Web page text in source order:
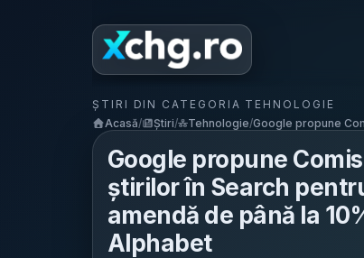
ȘTIRI DIN CATEGORIA TEHNOLOGIE
Acasă/ Știri/ Tehnologie/Google propune
Google propune
știrilor în Search
amendă de până la
Alphabet